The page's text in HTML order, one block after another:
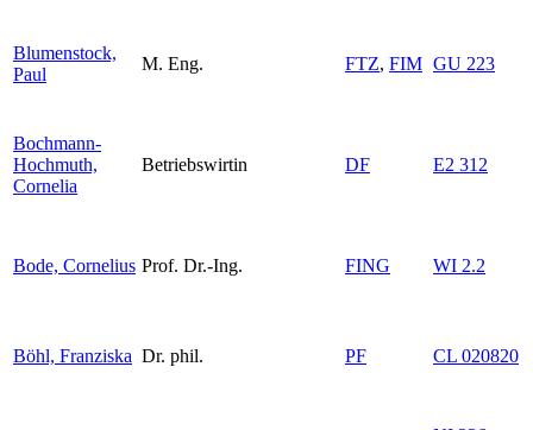
Blumenstock,
Paul
M. Eng. FTZ, FIM GU 223
Bochmann-
Hochmuth,
Cornelia
Betriebswirtin DF E2 312
Bode, Cornelius Prof. Dr.-Ing. FING WI 2.2
Böhl, Franziska Dr. phil. PF CL 020820